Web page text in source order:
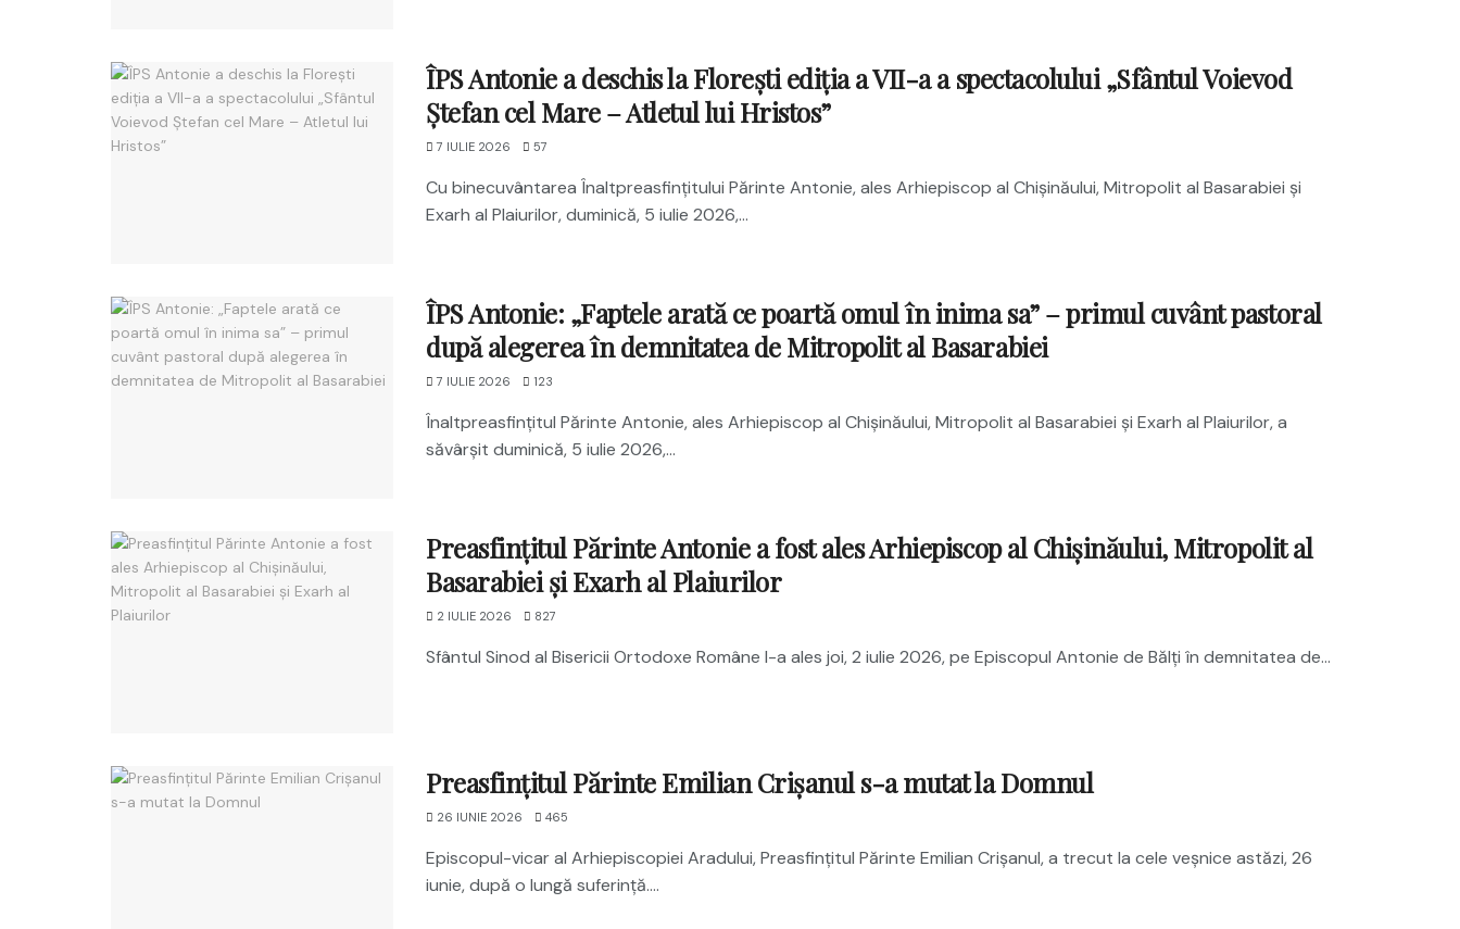
ÎPS Antonie a deschis la Florești ediția a VII-a a spectacolului „Sfântul Voievod
Ștefan cel Mare – Atletul lui Hristos”
7 IULIE 2026 57
Cu binecuvântarea Înaltpreasfințitului Părinte Antonie, ales Arhiepiscop al Chișinăului, Mitropolit al Basarabiei și
Exarh al Plaiurilor, duminică, 5 iulie 2026,...
ÎPS Antonie: „Faptele arată ce poartă omul în inima sa” – primul cuvânt pastoral
după alegerea în demnitatea de Mitropolit al Basarabiei
7 IULIE 2026 123
Înaltpreasfințitul Părinte Antonie, ales Arhiepiscop al Chișinăului, Mitropolit al Basarabiei și Exarh al Plaiurilor, a
săvârșit duminică, 5 iulie 2026,...
Preasfințitul Părinte Antonie a fost ales Arhiepiscop al Chișinăului, Mitropolit al
Basarabiei și Exarh al Plaiurilor
2 IULIE 2026 827
Sfântul Sinod al Bisericii Ortodoxe Române l-a ales joi, 2 iulie 2026, pe Episcopul Antonie de Bălți în demnitatea de...
Preasfințitul Părinte Emilian Crișanul s-a mutat la Domnul
26 IUNIE 2026 465
Episcopul-vicar al Arhiepiscopiei Aradului, Preasfințitul Părinte Emilian Crișanul, a trecut la cele veșnice astăzi, 26
iunie, după o lungă suferință....